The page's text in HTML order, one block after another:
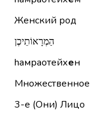
Женский род
הַמְרָאוֹתֵיכֶן
hамраотейхен
Множественное
3-е (Они) Лицо